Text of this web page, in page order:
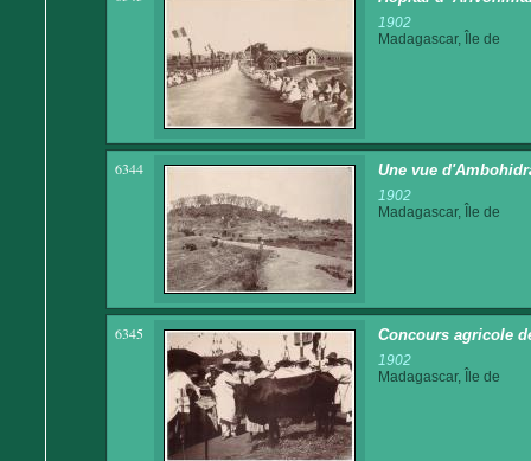
1902
Madagascar, Île de
6344 Une vue
1902
Madagascar, Île de
6345 Concours agricole
1902
Madagascar, Île de